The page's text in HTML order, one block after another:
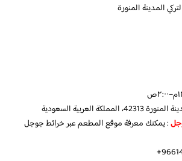
المدينة المنورة
العربية السعودية
: يمكنك معرفة موقع المطعم عبر خرائط جوجل